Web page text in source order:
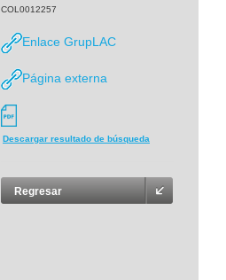
COL0012257
Enlace GrupLAC
Página externa
Descargar resultado de búsqueda
Regresar